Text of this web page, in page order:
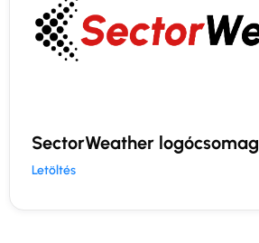
SectorWeather logócsomag
Letöltés